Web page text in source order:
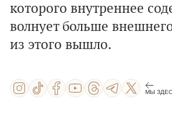
которого внутреннее
волнует больше
из этого вышло.
МЫ